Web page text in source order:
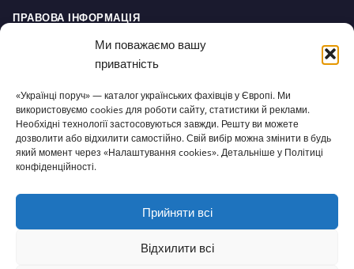
Ми поважаємо вашу
приватність
«Українці поруч» — каталог українських фахівців у Європі. Ми
використовуємо cookies для роботи сайту, статистики й реклами.
Необхідні технології застосовуються завжди. Решту ви можете
дозволити або відхилити самостійно. Свій вибір можна змінити в будь
який момент через «Налаштування cookies». Детальніше у Політиці
конфіденційності.
Прийняти всі
Відхилити всі
ПРАВОВА ІНФОРМАЦІЯ
Політика конфіденційності / Datenschutz
Умови користування / AGB
Право на відмову / Widerrufsbelehrung
СЕРВІС
Доступність
Налаштування cookies
© 2026 Українці поруч · Зроблено з
для нашої спільноти